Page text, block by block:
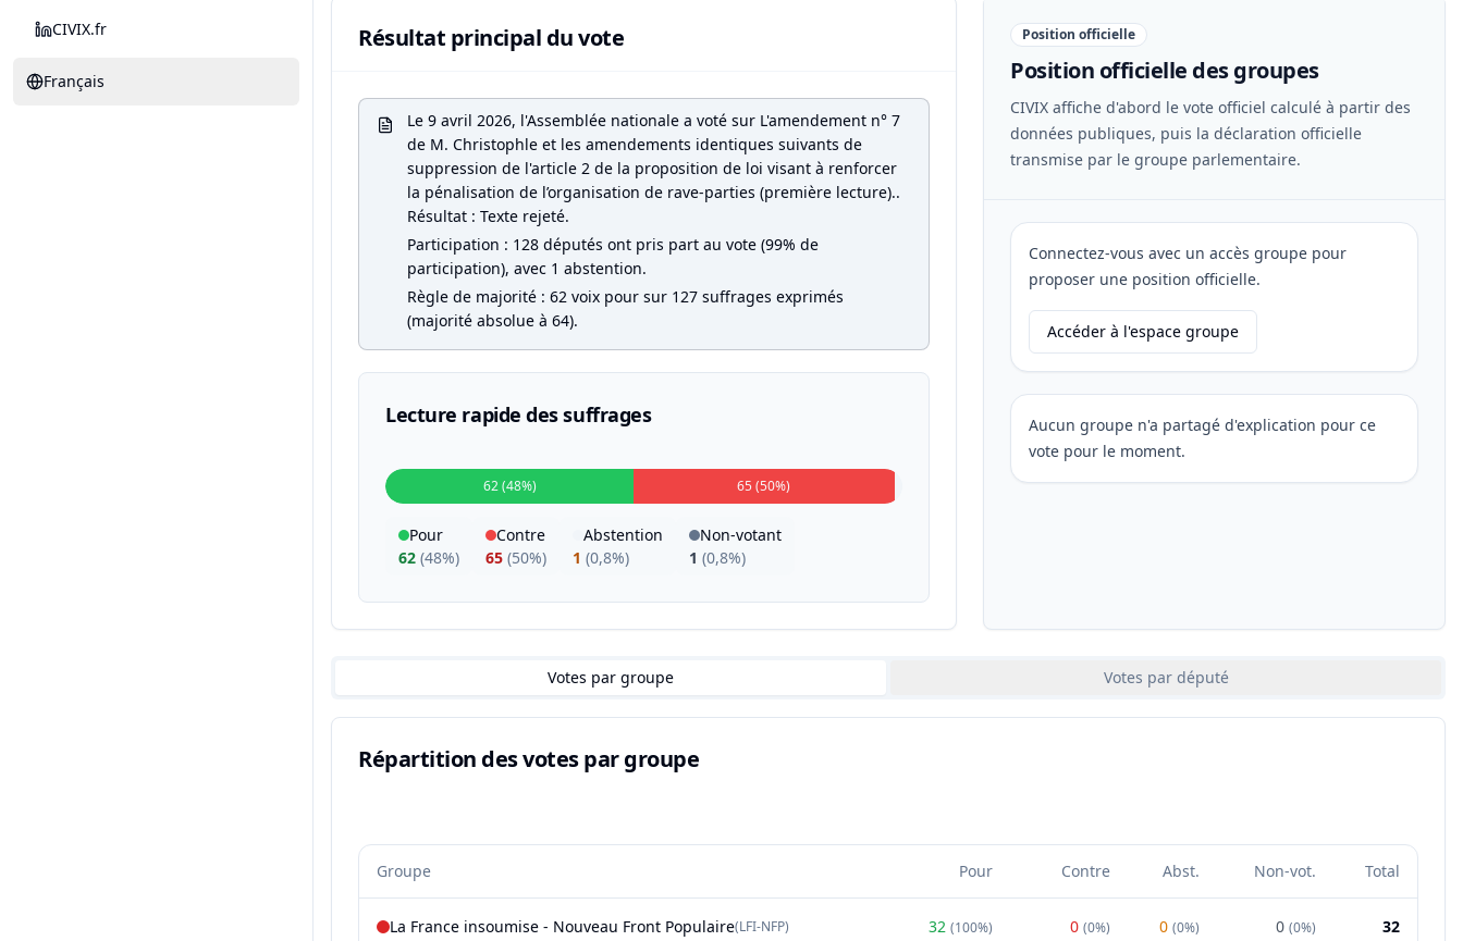
CIVIX.fr
Français
Résultat principal du vote
Le 9 avril 2026, l'Assemblée nationale a voté sur L'amendement n° 7
de M. Christophle et les amendements identiques suivants de
suppression de l'article 2 de la proposition de loi visant à renforcer
la pénalisation de l’organisation de rave-parties (première lecture)..
Résultat : Texte rejeté.
Participation : 128 députés ont pris part au vote (99% de
participation), avec 1 abstention.
Règle de majorité : 62 voix pour sur 127 suffrages exprimés
(majorité absolue à 64).
Lecture rapide des suffrages
62 (48%) 65 (50%)
Pour
62 (48%)
Contre
65 (50%)
Abstention
1 (0,8%)
Non-votant
1 (0,8%)
Position officielle
Position officielle des groupes
CIVIX affiche d'abord le vote officiel calculé à partir des
données publiques, puis la déclaration officielle
transmise par le groupe parlementaire.
Connectez-vous avec un accès groupe pour
proposer une position officielle.
Accéder à l'espace groupe
Aucun groupe n'a partagé d'explication pour ce
vote pour le moment.
Votes par groupe Votes par député
Répartition des votes par groupe
Groupe Pour Contre Abst. Non-vot. Total
La France insoumise - Nouveau Front Populaire(LFI-NFP) 32 (100%) 0 (0%) 0 (0%) 0 (0%) 32